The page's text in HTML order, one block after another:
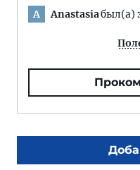
A Anastasiaбыл(а)